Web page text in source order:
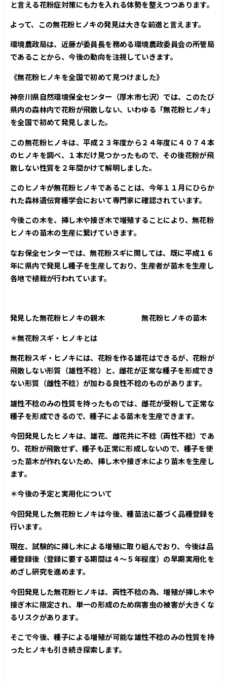
と言える花粉症対策にも力を入れる体勢を整えつつあります。
よって、この無花粉ヒノキの発見は大きな前進と言えます。
環境農政局は、近藤が委員長を務める環境農政委員会の所管局
であることから、今後の動向を注視していきます。
《無花粉ヒノキを全国で初めて見つけました》
神奈川県自然環境保全センター（厚木市七沢）では、このたび
県内の森林内で花粉が飛散しない、いわゆる「無花粉ヒノキ」
を全国で初めて発見しました。
この無花粉ヒノキは、平成２３年度から２４年度に４０７４本
のヒノキを調べ、１本だけ見つかったもので、その後花粉が飛
散しない性質を２年間かけて解明しました。
このヒノキが無花粉ヒノキであることは、今年１１月にひらか
れた森林遺伝育種学会において専門家に確認されています。
今後この木を、挿し木や接ぎ木で増殖することにより、無花粉
ヒノキの苗木の生産に繋げていきます。
なお保全センターでは、無花粉スギに関しては、既に平成１６
年に県内で発見し種子を生産しており、生産者が苗木を生産し
各地で植栽が行われています。
発見した無花粉ヒノキの親木 無花粉ヒノキの苗木
＊無花粉スギ・ヒノキとは
無花粉スギ・ヒノキには、花粉を作る雄花はできるが、花粉が
飛散しない形質（雄性不稔）と、雌花が正常な種子を形成でき
ない形質（雌性不稔）が加わる良性不稔のものがあります。
雄性不稔のみの性質を持ったものでは、雌花が受粉して正常な
種子を形成できるので、種子による苗木を生産できます。
今回発見したヒノキは、雄花、雌花共に不稔（両性不稔）であ
り、花粉が飛散せず、種子も正常に形成しないので、種子を使
った苗木が作れないため、挿し木や接ぎ木により苗木を生産し
ます。
＊今後の予定と実用化について
今回発見した無花粉ヒノキは今後、種苗法に基づく品種登録を
行います。
現在、試験的に挿し木による増殖に取り組んでおり、今後は品
種登録後（登録に要する期間は４～５年程度）の早期実用化を
めざし研究を進めます。
今回発見した無花粉ヒノキは、両性不稔の為、増殖が挿し木や
接ぎ木に限定され、単一の形成のため病害虫の被害が大きくな
るリスクがあります。
そこで今後、種子による増殖が可能な雄性不稔のみの性質を持
ったヒノキも引き続き探索します。